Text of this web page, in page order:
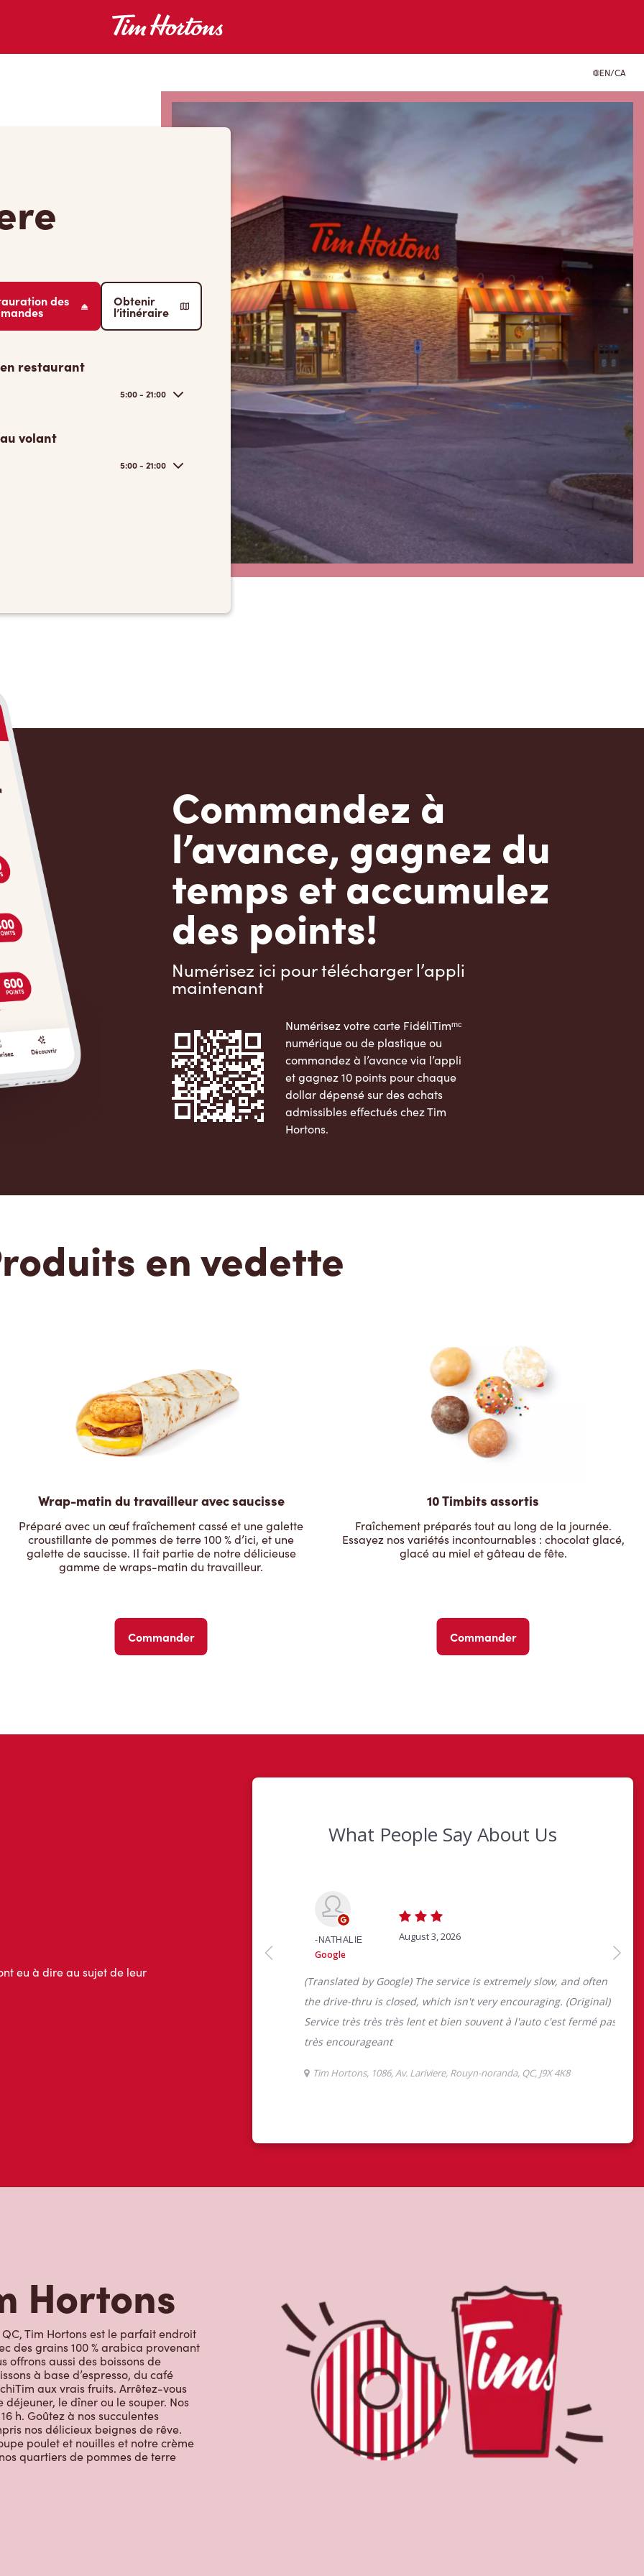
EN/CA
des Obtenir
l’itinéraire
restaurant
5:00 - 21:00
volant
5:00 - 21:00
Commandez à
l’avance, gagnez du
temps et accumulez
des points!
Numérisez ici pour télécharger l’appli
maintenant
Numérisez votre carte FidéliTimᵐᶜ
numérique ou de plastique ou
commandez à l’avance via l’appli
et gagnez 10 points pour chaque
dollar dépensé sur des achats
admissibles effectués chez Tim
Hortons.
en vedette
Wrap-matin du travailleur avec saucisse
Préparé avec un œuf fraîchement cassé et une galette
croustillante de pommes de terre 100 % d’ici, et une
galette de saucisse. Il fait partie de notre délicieuse
gamme de wraps-matin du travailleur.
Commander
10 Timbits assortis
Fraîchement préparés tout au long de la journée.
Essayez nos variétés incontournables : chocolat glacé,
glacé au miel et gâteau de fête.
Commander
eu à dire au sujet de leur
Hortons
Tim Hortons est le parfait endroit
des grains 100 % arabica provenant
offrons aussi des boissons de
à base d’espresso, du café
aux vrais fruits. Arrêtez-vous
le dîner ou le souper. Nos
h. Goûtez à nos succulentes
nos délicieux beignes de rêve.
poulet et nouilles et notre crème
quartiers de pommes de terre